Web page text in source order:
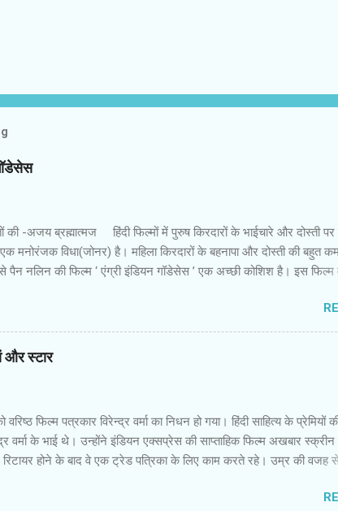
की -अजय ब्रह्मात्‍मज हिंदी फिल्‍मों में पुरुष किरदारों के भाईचारे और दोस्‍ती पर
मनोरंजक विधा(जोनर) है। महिला किरदारों के बहनापा और दोस्‍ती की बहुत
पैन नलिन की फिल्‍म ‘ एंग्री इंडियन गॉडेसेस ’ एक अच्‍छी कोशिश है। इस फिल्‍म
से एक की शादी होने वाली है। बाकी लड़कियों में से कुछ की शादी हो चुकी है
जिंदगी की जद्दोजहद में फंसी हैं। पैन नलिन ने उनके इस मिलन में उनकी
और उम्‍मीदों को रखने की कोशिश की है। फिल्‍म की शुरुआत रोचक है।
सातों लड़कियों की जिंदगी की झलक पाते हैं। वे सभी जूझ रही हैं। उन्‍हें इस
और स्‍टार
फिल्‍म पत्रकार विरेन्‍द्र वर्मा का निधन हो गया। हिंदी साहित्‍य के प्रेमियों
वर्मा के भाई थे। उन्‍होंने इंडियन एक्‍सप्रेस की साप्‍ताहिक फिल्‍म अखबार
रिटायर होने के बाद वे एक ट्रेड पत्रिका के लिए काम करते रहे। उम्र की वजह
हैं। मैंने विरेन्‍द्र वर्मा को कभी दुखी और नाराज नहीं देखा। इधर वे फिल्‍मों के